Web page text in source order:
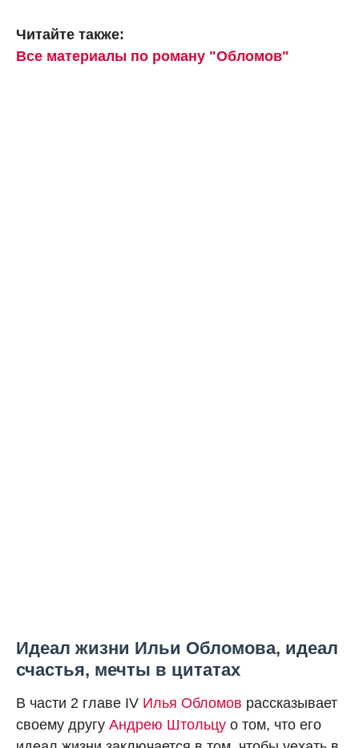
Читайте также:
Все материалы по роману "Обломов"
Идеал жизни Ильи Обломова, идеал
счастья, мечты в цитатах
В части 2 главе IV Илья Обломов рассказывает
своему другу Андрею Штольцу о том, что его